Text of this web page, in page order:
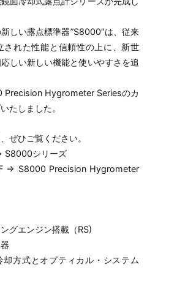
しい露点標準器”S8000″は、従来
された性能と信頼性の上に、新世
しい新しい機能と使いやすさを追
Precision Hygrometer Seriesのカ
たしました。
ぜひご覧ください。
シリーズ
⇒ S8000 Precision Hygrometer
グエンジン搭載（RS)
却方式とオプティカル・システム